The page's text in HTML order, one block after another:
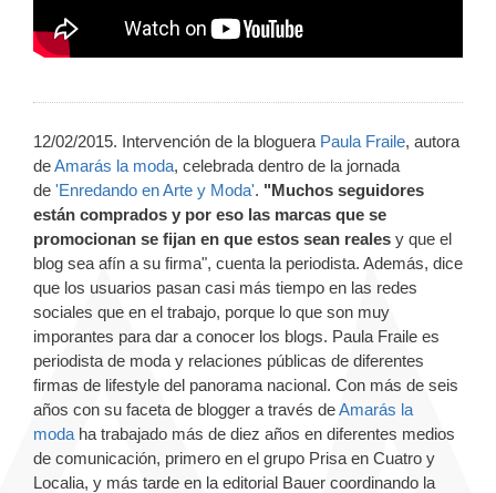
12/02/2015. Intervención de la bloguera Paula Fraile, autora
deAmarás la moda, celebrada dentro de la jornada
de 'Enredando en Arte y Moda'. "Muchos seguidores
están comprados y por eso las marcas que se
promocionan se fijan en que estos sean reales y que el
blog sea afín a su firma", cuenta la periodista. Además, dice
que los usuarios pasan casi más tiempo en las redes
sociales que en el trabajo, porque lo que son muy
imporantes para dar a conocer los blogs. Paula Fraile es
periodista de moda y relaciones públicas de diferentes
firmas de lifestyle del panorama nacional. Con más de seis
años con su faceta de blogger a través deAmarás la
moda ha trabajado más de diez años en diferentes medios
de comunicación, primero en el grupo Prisa en Cuatro y
Localia, y más tarde en la editorial Bauer coordinando la